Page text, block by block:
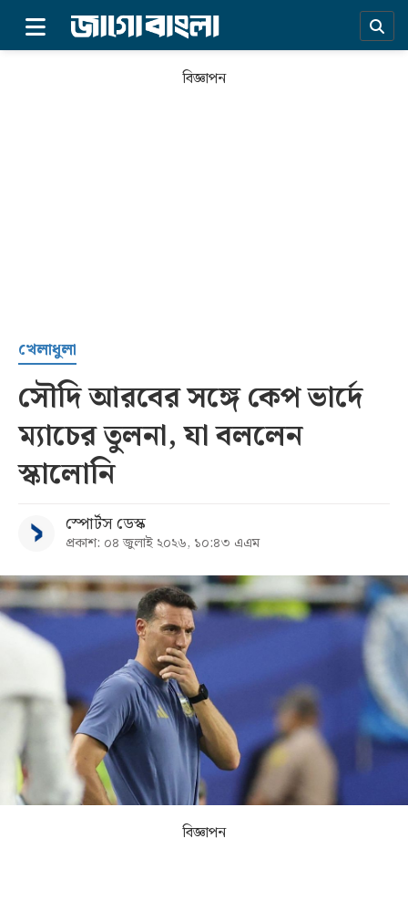
সর্বশেষ
সব
বিভাগ
আর্কাইভ
কনভার্টার
বিজ্ঞাপন
খেলাধুলা
সৌদি আরবের সঙ্গে কেপ ভার্দে
ম্যাচের তুলনা, যা বললেন
স্কালোনি
স্পোর্টস ডেস্ক
প্রকাশ: ০৪ জুলাই ২০২৬, ১০:৪৩ এএম
বিজ্ঞাপন